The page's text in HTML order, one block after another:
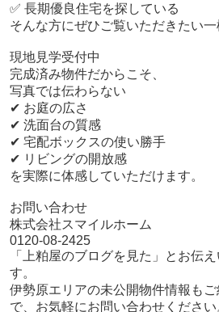
✅ 長期優良住宅を探している
そんな方にぜひご覧いただきたい一
現地見学受付中
完成済み物件だからこそ、
写真では伝わらない
✔ お庭の広さ
✔ 洗面台の質感
✔ 宅配ボックスの使い勝手
✔ リビングの開放感
を実際に体感していただけます。
お問い合わせ
株式会社スマイルホーム
0120-08-2425
「上粕屋のブログを見た」とお伝
す。
伊勢原エリアの未公開物件情報も
で、お気軽にお問い合わせください